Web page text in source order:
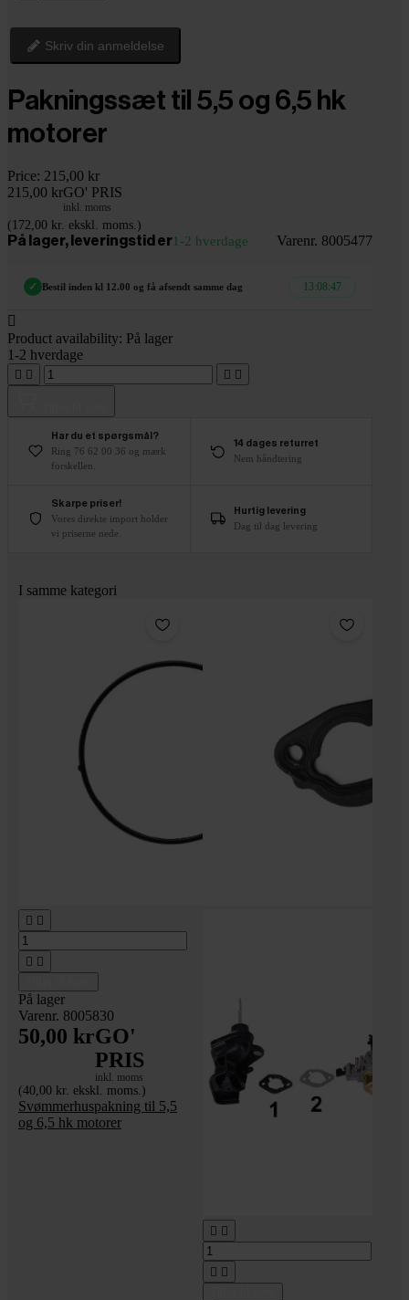
Skriv din anmeldelse
Pakningssæt til 5,5 og 6,5 hk
motorer
Price: 215,00 kr
215,00 krGO' PRIS
inkl. moms
(172,00 kr. ekskl. moms.)
På lager, leveringstid er1-2 hverdage Varenr. 8005477
✓ Bestil inden kl 12.00 og få afsendt samme dag 13:08:46

Product availability: På lager
1-2 hverdage
   
Har du et spørgsmål?
Ring 76 62 00 36 og mærk
forskellen.
14 dages returret
Nem håndtering
Skarpe priser!
Vores direkte import holder
vi priserne nede.
Hurtig levering
Dag til dag levering
I samme kategori
 
 
På lager
Varenr. 8005830
50,00 krGO'
PRIS
inkl. moms
(40,00 kr. ekskl. moms.)
Svømmerhuspakning til 5,5
og 6,5 hk motorer
 
 